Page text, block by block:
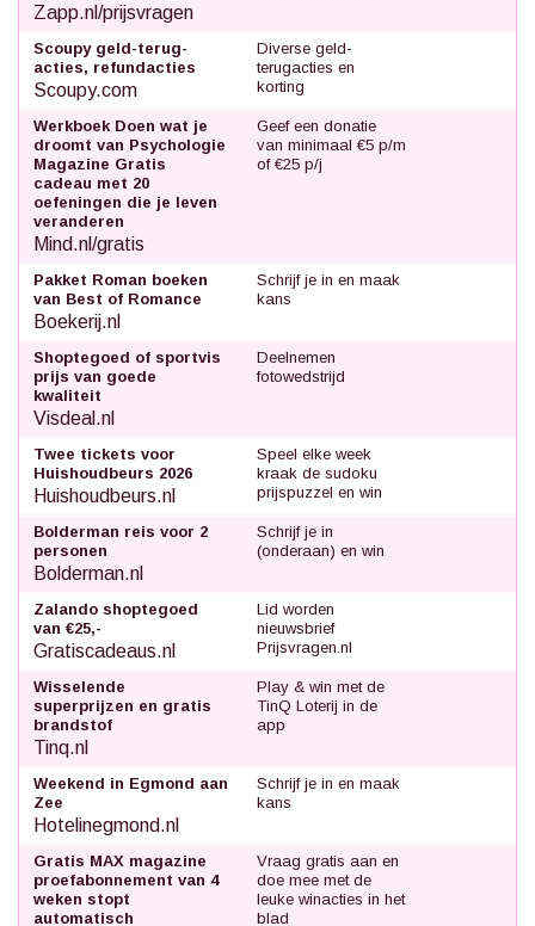
Zapp.nl/prijsvragen
Scoupy geld-terug-
acties, refundacties
Scoupy.com
Diverse geld-
terugacties en
korting
Werkboek Doen wat je
droomt van Psychologie
Magazine Gratis
cadeau met 20
oefeningen die je leven
veranderen
Mind.nl/gratis
Geef een donatie
van minimaal €5 p/m
of €25 p/j
Pakket Roman boeken
van Best of Romance
Boekerij.nl
Schrijf je in en maak
kans
Shoptegoed of sportvis
prijs van goede
kwaliteit
Visdeal.nl
Deelnemen
fotowedstrijd
Twee tickets voor
Huishoudbeurs 2026
Huishoudbeurs.nl
Speel elke week
kraak de sudoku
prijspuzzel en win
Bolderman reis voor 2
personen
Bolderman.nl
Schrijf je in
(onderaan) en win
Zalando shoptegoed
van €25,-
Gratiscadeaus.nl
Lid worden
nieuwsbrief
Prijsvragen.nl
Wisselende
superprijzen en gratis
brandstof
Tinq.nl
Play & win met de
TinQ Loterij in de
app
Weekend in Egmond aan
Zee
Hotelinegmond.nl
Schrijf je in en maak
kans
Gratis MAX magazine
proefabonnement van 4
weken stopt
automatisch
Vraag gratis aan en
doe mee met de
leuke winacties in het
blad